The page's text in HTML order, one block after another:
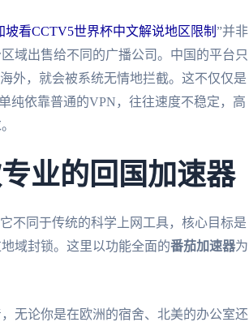
坡看CCTV5世界杯中文解说地区限制 ”并非
域出售给不同的广播公司。中国的平台只
外，就会被系统无情地拦截。这不仅仅是
纯依靠普通的VPN，往往速度不稳定，高
业的回国加速器
不同于传统的科学上网工具，核心目标是
域封锁。这里以功能全面的番茄加速器为
无论你是在欧洲的宿舍、北美的办公室还